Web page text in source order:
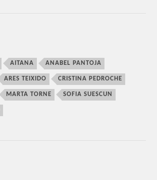
AITANA ANABEL PANTOJA
ARES TEIXIDO CRISTINA PEDROCHE
MARTA TORNE SOFIA SUESCUN